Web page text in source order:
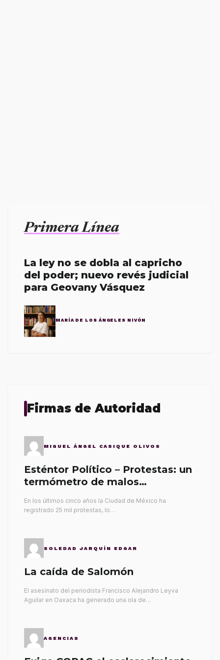
Primera Línea
La ley no se dobla al capricho
del poder; nuevo revés judicial
para Geovany Vásquez
MARÍA DE LOS ÁNGELES NIVÓN
Firmas de Autoridad
MIGUEL ÁNGEL CASIQUE OLIVOS
Esténtor Político – Protestas: un
termómetro de malos
En los últimos cinco años la Ciudad de México ha
registrado 25 mil protestas, lo…
SOLEDAD JARQUÍN EDGAR
La caída de Salomón
El asesinato del periodista Francisco Alejandro Leyva
Aguilar en Oaxaca ha generado una ola de…
AGENCIAS